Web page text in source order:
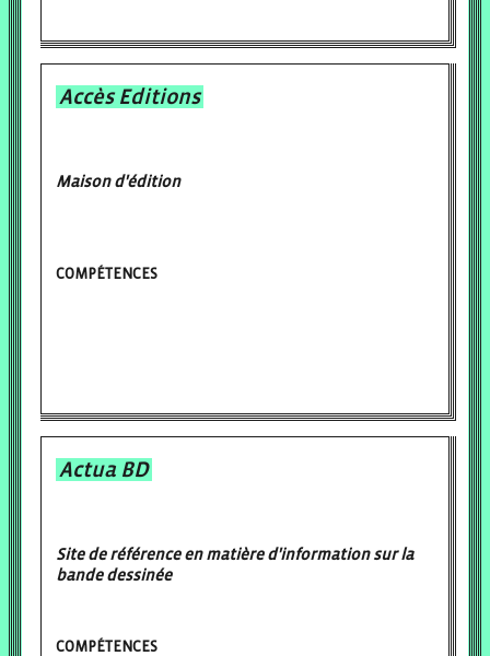
Accès Editions
Maison d'édition
COMPÉTENCES
Actua BD
Site de référence en matière d'information sur la
bande dessinée
COMPÉTENCES